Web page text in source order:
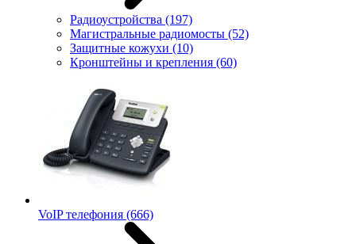
Радиоустройства (197)
Магистральные радиомосты (52)
Защитные кожухи (10)
Кронштейны и крепления (60)
VoIP телефония (666)